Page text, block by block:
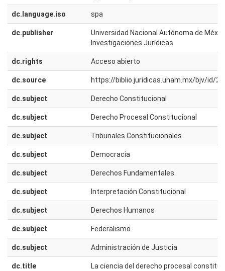
dc.language.iso spa
dc.publisher
Universidad Nacional Autónoma de
Investigaciones Jurídicas
dc.rights Acceso abierto
dc.source https://biblio.juridicas.unam.mx/bjv/id/
dc.subject Derecho Constitucional
dc.subject Derecho Procesal Constitucional
dc.subject Tribunales Constitucionales
dc.subject Democracia
dc.subject Derechos Fundamentales
dc.subject Interpretación Constitucional
dc.subject Derechos Humanos
dc.subject Federalismo
dc.subject Administración de Justicia
dc.title
La ciencia del derecho procesal